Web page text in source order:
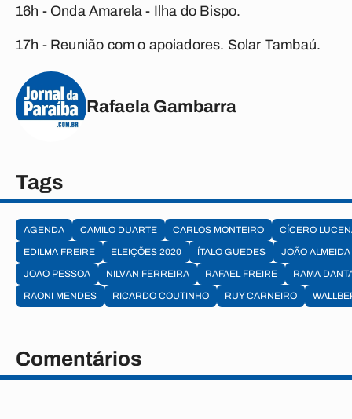
16h - Onda Amarela - Ilha do Bispo.
17h - Reunião com o apoiadores. Solar Tambaú.
Rafaela Gambarra
Tags
AGENDA CAMILO DUARTE CARLOS MONTEIRO
CÍCERO
EDILMA FREIRE
ELEIÇÕES 2020 ÍTALO GUEDES
JOÃO ALMEIDA
JOAO PESSOA
NILVAN FERREIRA RAFAEL FREIRE
RAMA
RAONI MENDES
RICARDO COUTINHO RUY CARNEIRO
Comentários